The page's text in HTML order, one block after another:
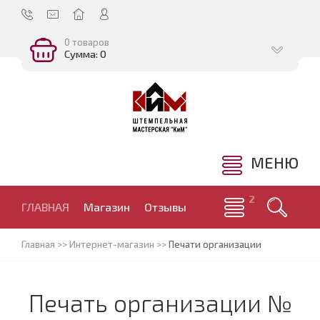
0 товаров
Сумма: 0
МЕНЮ
ГЛАВНАЯ Магазин Отзывы
Главная >>Интернет-магазин >>Печати организации
Печать организации №